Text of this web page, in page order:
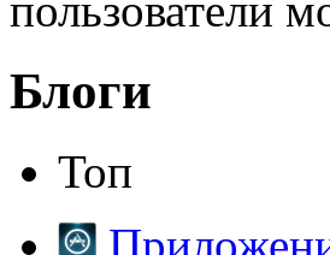
пользователи
Блоги
Топ